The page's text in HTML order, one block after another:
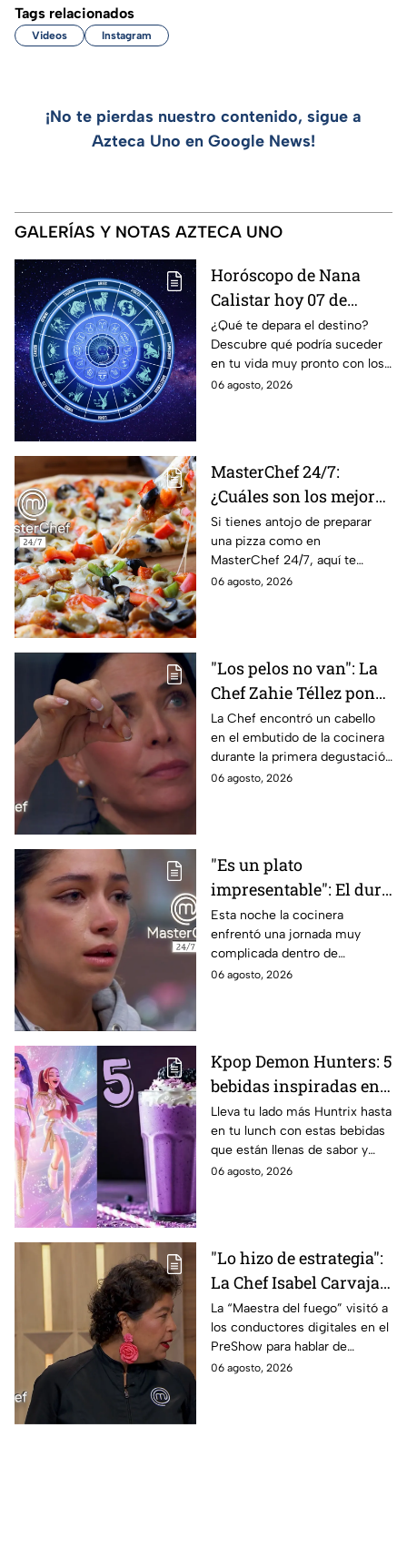
Tags relacionados
Videos Instagram
¡No te pierdas nuestro contenido, sigue a
Azteca Uno en Google News!
GALERÍAS Y NOTAS AZTECA UNO
Horóscopo de Nana
Calistar hoy 07 de
agosto; estos signos
podrían dejar de estar
solteros más pronto de
lo que imaginan y
¿Qué te depara el destino?
Descubre qué podría suceder
en tu vida muy pronto con los
horóscopos de Nana Calistar;
06 agosto, 2026
MasterChef 24/7:
¿Cuáles son los mejores
quesos para preparar
pizza en casa?
Si tienes antojo de preparar
una pizza como en
MasterChef 24/7, aquí te
contamos todo lo que debes
06 agosto, 2026
"Los pelos no van": La
Chef Zahie Téllez pone
en evidencia a Carmen
en la gala de mandiles
negros de MasterChef
24/7
La Chef encontró un cabello
en el embutido de la cocinera
durante la primera degustación
de la noche
06 agosto, 2026
"Es un plato
impresentable": El duro
regaño que hizo llorar a
Michelle dentro de
MasterChef 24/7
Esta noche la cocinera
enfrentó una jornada muy
complicada dentro de
MasterChef 24/7.
06 agosto, 2026
Kpop Demon Hunters: 5
bebidas inspiradas en
las guerreras Huntrix
para llevar a la escuela
este regreso a clases
2026; son saludables y
Lleva tu lado más Huntrix hasta
en tu lunch con estas bebidas
que están llenas de sabor y
frescura.
06 agosto, 2026
"Lo hizo de estrategia":
La Chef Isabel Carvajal
opina sobre la decisión
de Ramahá de subir a
Daniela al balcón de
MasterChef 24/7
La “Maestra del fuego” visitó a
los conductores digitales en el
PreShow para hablar de
algunos de los sucesos más
06 agosto, 2026